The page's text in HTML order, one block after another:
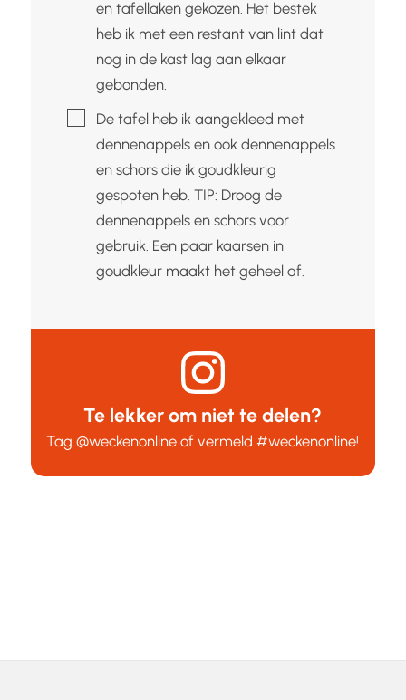
en tafellaken gekozen. Het bestek
heb ik met een restant van lint dat
nog in de kast lag aan elkaar
gebonden.
▢De tafel heb ik aangekleed met
dennenappels en ook dennenappels
en schors die ik goudkleurig
gespoten heb. TIP: Droog de
dennenappels en schors voor
gebruik. Een paar kaarsen in
goudkleur maakt het geheel af.
Te lekker om niet te delen?
Tag@weckenonline of vermeld#weckenonline!